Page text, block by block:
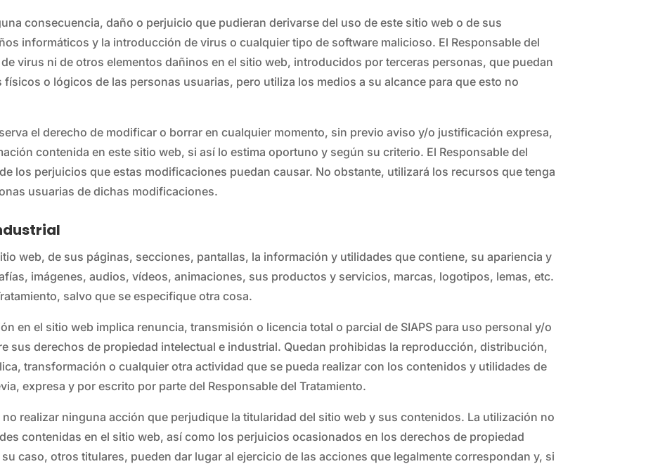
consecuencia, daño o perjuicio que pudieran derivarse del uso de este sitio web o de sus
informáticos y la introducción de virus o cualquier tipo de software malicioso. El Responsable del
virus ni de otros elementos dañinos en el sitio web, introducidos por terceras personas, que puedan
o lógicos de las personas usuarias, pero utiliza los medios a su alcance para que esto no
el derecho de modificar o borrar en cualquier momento, sin previo aviso y/o justificación expresa,
contenida en este sitio web, si así lo estima oportuno y según su criterio. El Responsable del
los perjuicios que estas modificaciones puedan causar. No obstante, utilizará los recursos que tenga
usuarias de dichas modificaciones.
web, de sus páginas, secciones, pantallas, la información y utilidades que contiene, su apariencia y
imágenes, audios, vídeos, animaciones, sus productos y servicios, marcas, logotipos, lemas, etc.
salvo que se especifique otra cosa.
en el sitio web implica renuncia, transmisión o licencia total o parcial de SIAPS para uso personal y/o
sus derechos de propiedad intelectual e industrial. Quedan prohibidas la reproducción, distribución,
transformación o cualquier otra actividad que se pueda realizar con los contenidos y utilidades de
expresa y por escrito por parte del Responsable del Tratamiento.
realizar ninguna acción que perjudique la titularidad del sitio web y sus contenidos. La utilización no
contenidas en el sitio web, así como los perjuicios ocasionados en los derechos de propiedad
caso, otros titulares, pueden dar lugar al ejercicio de las acciones que legalmente correspondan y, si